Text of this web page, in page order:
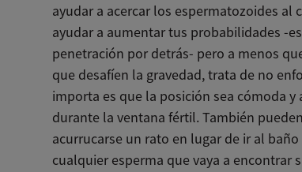
ayudar a acercar los espermatozoides al
ayudar a aumentar tus probabilidades -
penetración por detrás- pero a menos
que desafíen la gravedad, trata de no
importa es que la posición sea cómoda y
durante la ventana fértil. También
acurrucarse un rato en lugar de ir al
cualquier esperma que vaya a encontrar